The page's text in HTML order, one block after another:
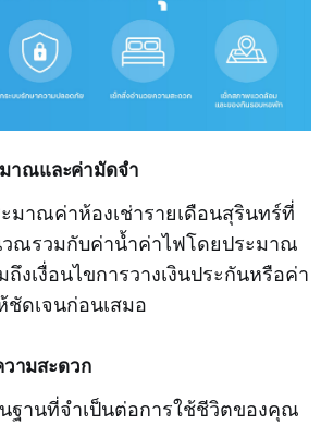
มาณและค่ามัดจำ
มาณค่าห้องเช่ารายเดือนสุรินทร์ที่
ณรวมกับค่าน้ำค่าไฟโดยประมาณ
งเงื่อนไขการวางเงินประกันหรือค่า
ดเจนก่อนเสมอ
วามสะดวก
ฐานที่จำเป็นต่อการใช้ชีวิตของคุณ